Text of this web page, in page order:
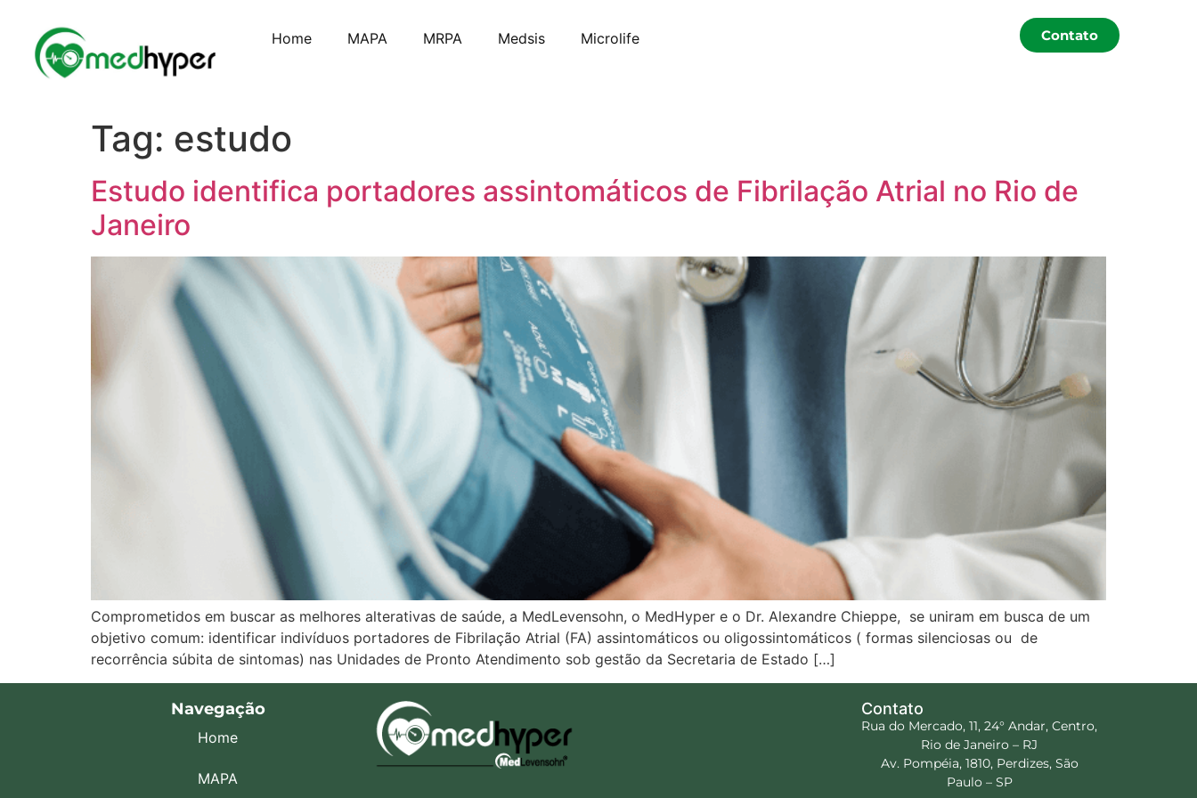
Home MAPA MRPA Medsis Microlife Contato
Tag: estudo
Estudo identifica portadores assintomáticos de Fibrilação Atrial no Rio de
Janeiro
Comprometidos em buscar as melhores alterativas de saúde, a MedLevensohn, o MedHyper e o Dr. Alexandre Chieppe, se uniram em busca de um
objetivo comum: identificar indivíduos portadores de Fibrilação Atrial (FA) assintomáticos ou oligossintomáticos ( formas silenciosas ou de
recorrência súbita de sintomas) nas Unidades de Pronto Atendimento sob gestão da Secretaria de Estado […]
Navegação
Home
MAPA
Contato
Rua do Mercado, 11, 24° Andar, Centro,
Rio de Janeiro – RJ
Av. Pompéia, 1810, Perdizes, São
Paulo – SP